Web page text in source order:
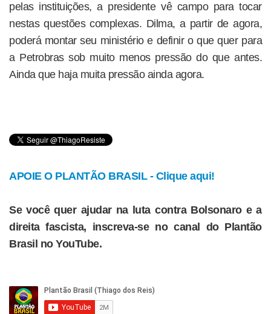
pelas instituições, a presidente vê campo para tocar
nestas questões complexas. Dilma, a partir de agora,
poderá montar seu ministério e definir o que quer para
a Petrobras sob muito menos pressão do que antes.
Ainda que haja muita pressão ainda agora.
APOIE O PLANTÃO BRASIL - Clique aqui!
Se você quer ajudar na luta contra Bolsonaro e a
direita fascista, inscreva-se no canal do Plantão
Brasil no YouTube.